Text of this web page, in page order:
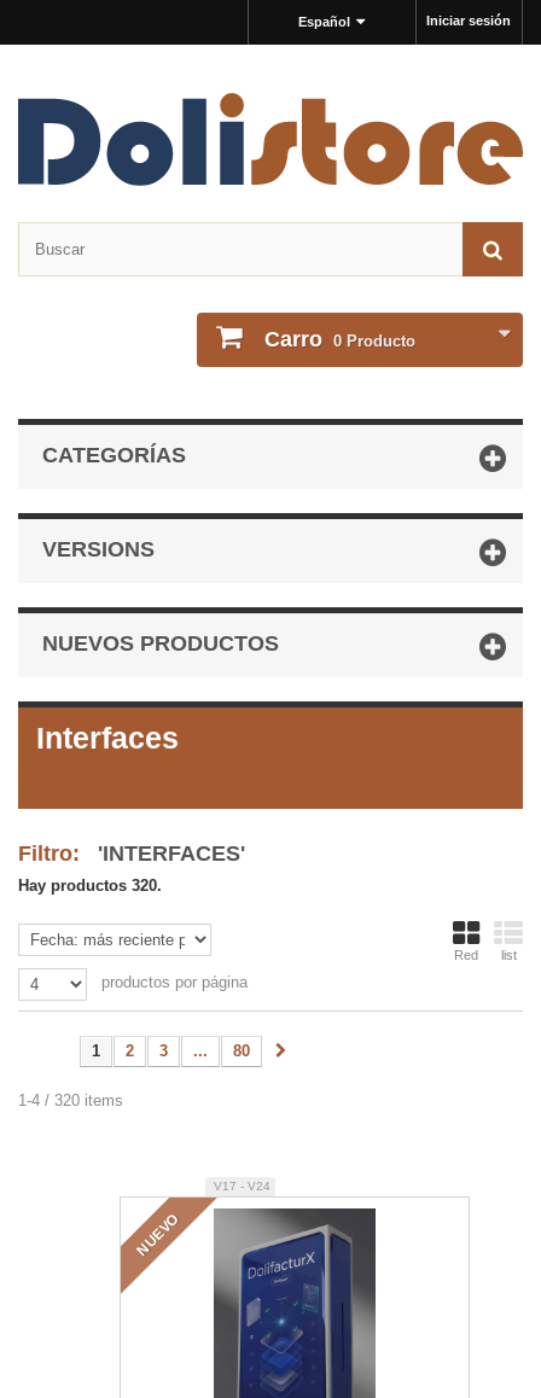
Iniciar sesión
Español
Carro 0 Producto
CATEGORÍAS
VERSIONS
NUEVOS PRODUCTOS
Interfaces
Filtro: 'INTERFACES'
Hay productos 320.
Red list
productos por página
1 2 3 ... 80
1-4 / 320 items
NUEVO
V17 - V24